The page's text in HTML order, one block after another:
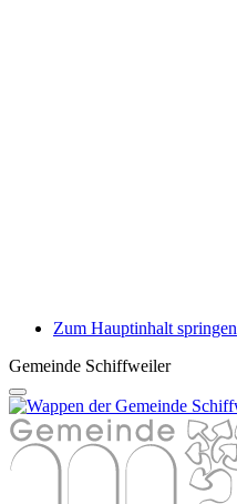
Zum Hauptinhalt springen
Gemeinde Schiffweiler